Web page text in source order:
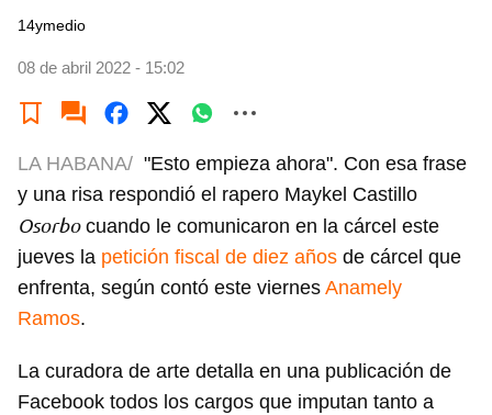
14ymedio
08 de abril 2022 - 15:02
LA HABANA/ "Esto empieza ahora". Con esa frase
y una risa respondió el rapero Maykel Castillo
Osorbocuando le comunicaron en la cárcel este
jueves la petición fiscal de diez años de cárcel que
enfrenta, según contó este viernes Anamely
Ramos.
La curadora de arte detalla en una publicación de
Facebook todos los cargos que imputan tanto a